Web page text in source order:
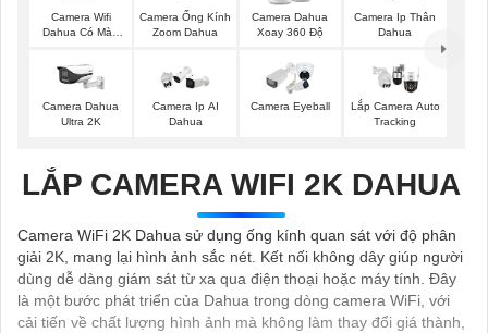
Camera Wifi
Dahua Có Màu
Camera Ống Kính
Zoom Dahua
Camera Dahua
Xoay 360 Độ
Camera Ip Thân
Dahua
Camera Dahua
Ultra 2K
Camera Ip AI
Dahua
Camera Eyeball
Lắp Camera Auto
Tracking
LẮP CAMERA WIFI 2K DAHUA
Camera WiFi 2K Dahua sử dụng ống kính quan sát với độ phân
giải 2K, mang lại hình ảnh sắc nét. Kết nối không dây giúp người
dùng dễ dàng giám sát từ xa qua điện thoại hoặc máy tính. Đây
là một bước phát triển của Dahua trong dòng camera WiFi, với
cải tiến về chất lượng hình ảnh mà không làm thay đổi giá thành,